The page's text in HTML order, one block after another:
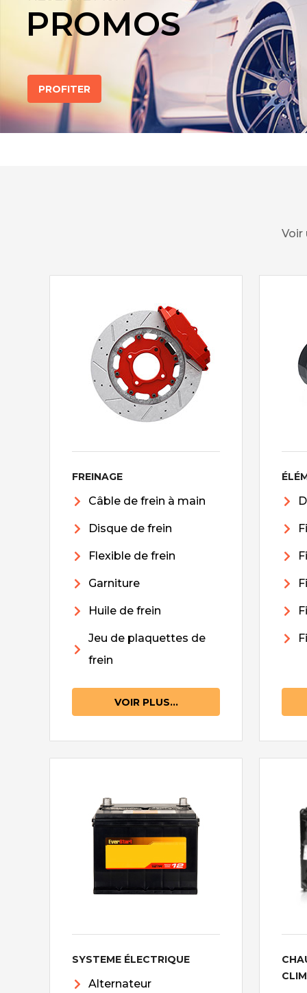
PROMOS
PROFITER
Voir
FREINAGE
Câble de frein à main
Disque de frein
Flexible de frein
Garniture
Huile de frein
Jeu de plaquettes de
frein
VOIR PLUS...
SYSTEME ÉLECTRIQUE
Alternateur